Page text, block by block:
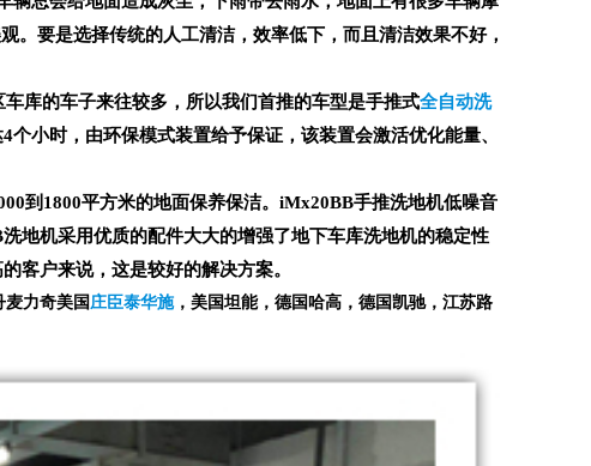
要是选择传统的人工清洁，效率低下，而且清洁效果不好，
库的车子来往较多，所以我们首推的车型是手推式全自动洗
小时，由环保模式装置给予保证，该装置会激活优化能量、
到1800平方米的地面保养保洁。iMx20BB手推洗地机低噪音
地机采用优质的配件大大的增强了地下车库洗地机的稳定性
客户来说，这是较好的解决方案。
麦力奇美国庄臣泰华施，美国坦能，德国哈高，德国凯驰，江苏路